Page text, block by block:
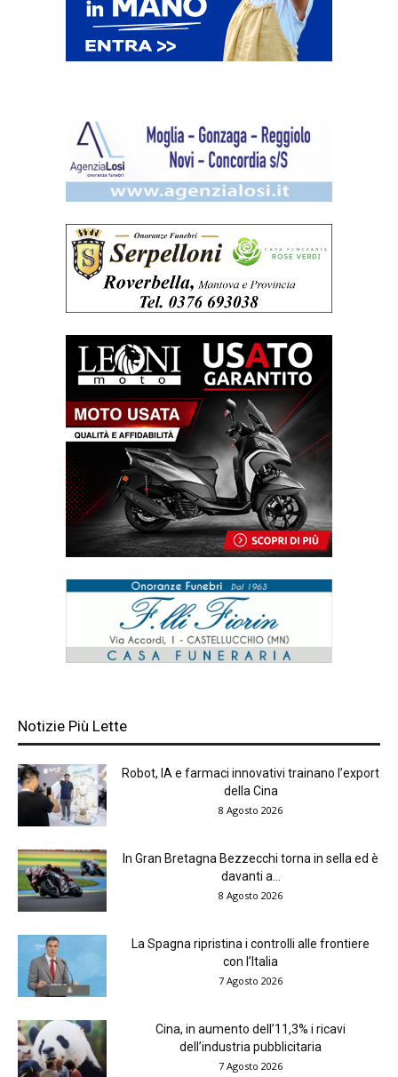
Notizie Più Lette
Robot, IA e farmaci innovativi trainano l’export
della Cina
8 Agosto 2026
In Gran Bretagna Bezzecchi torna in sella ed è
davanti a...
8 Agosto 2026
La Spagna ripristina i controlli alle frontiere
con l’Italia
7 Agosto 2026
Cina, in aumento dell’11,3% i ricavi
dell’industria pubblicitaria
7 Agosto 2026